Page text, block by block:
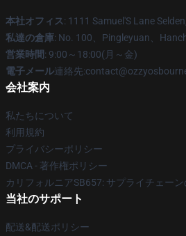
本社オフィス: 1111 Samuel'S Lane
私達の倉庫: No. 100、Pingleyuan、
営業時間: 9:00～18:00(月～金)
電子メール連絡先
会社案内
私たちについて
利用規約
プライバシーポリシー
DMCA - 著作権ポリシー
カリフォルニアSB657: サプライチェー
当社のサポート
配送&配送ポリシー